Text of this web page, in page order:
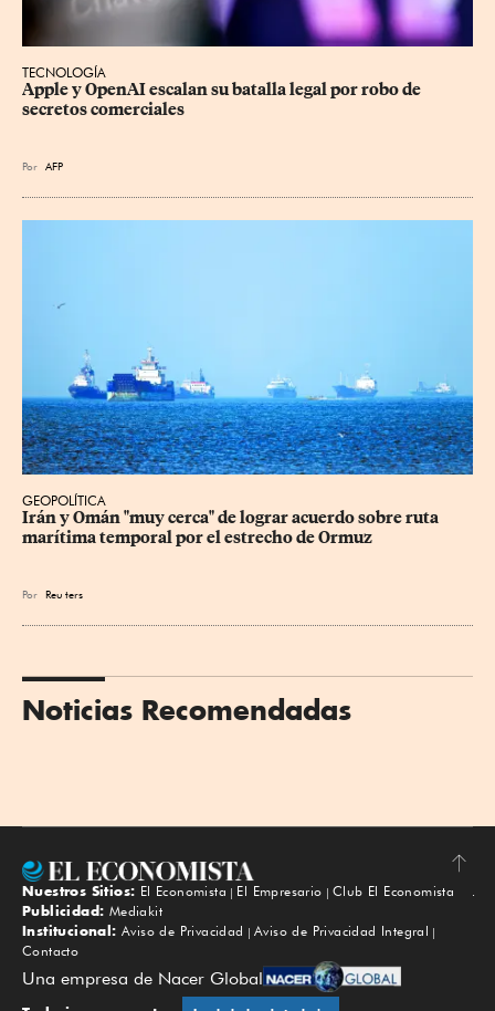
TECNOLOGÍA
Apple y OpenAI escalan su batalla legal por robo de
secretos comerciales
Por AFP
GEOPOLÍTICA
Irán y Omán "muy cerca" de lograr acuerdo sobre ruta
marítima temporal por el estrecho de Ormuz
Por Reu ters
Noticias Recomendadas
Subir
Nuestros Sitios: El Economista El Empresario
Club El Economista
Publicidad: Mediakit
Institucional: Aviso de Privacidad
Aviso de Privacidad Integral
Contacto
Una empresa de Nacer Global